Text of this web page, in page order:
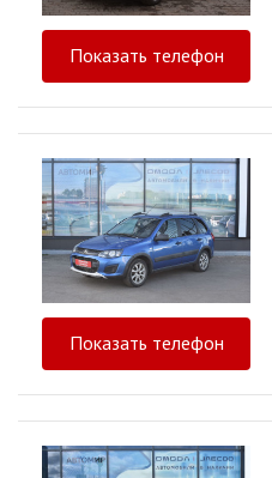
Показать телефон
Показать телефон